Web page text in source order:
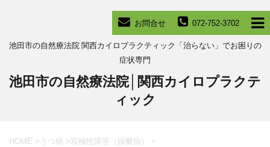
072-752-3702
お問合せ
池田市の自然療法院 関西カイロプラクティック「治らない」でお困りの
症状専門
池田市の自然療法院│関西カイロプラクテ
ィック
HOME > うつ病 >双極性障害（躁鬱病） >